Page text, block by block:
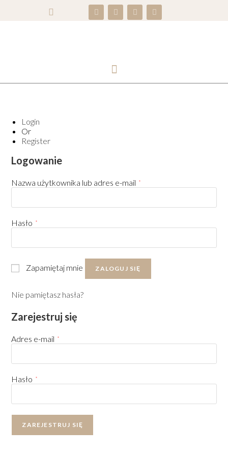
Login
Or
Register
Logowanie
Nazwa użytkownika lub adres e-mail *
Hasło *
Zapamiętaj mnie ZALOGUJ SIĘ
Nie pamiętasz hasła?
Zarejestruj się
Adres e-mail *
Hasło *
ZAREJESTRUJ SIĘ